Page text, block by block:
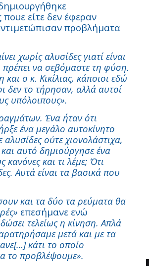
είτε δεν έφεραν
προβλήματα
χωρίς αλυσίδες γιατί είναι
να σεβόμαστε τη φύση.
ο κ. Κικίλιας, κάποιοι εδώ
δεν το τήρησαν, αλλά αυτοί
υπόλοιπους».
Ένα ήταν ότι
ένα μεγάλο αυτοκίνητο
ούτε χιονολάστιχα,
αυτό δημιούργησε ένα
και τι λέμε; Ότι
Αυτά είναι τα βασικά που
και τα δύο τα ρεύματα θα
επεσήμανε ενώ
τελείως η κίνηση. Απλά
μετά και με τα
κάτι το οποίο
το προβλέψουμε».